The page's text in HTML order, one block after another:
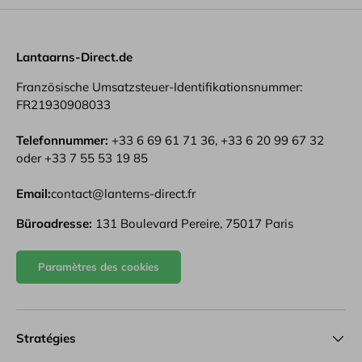
Lantaarns-Direct.de
Französische Umsatzsteuer-Identifikationsnummer:
FR21930908033
Telefonnummer: +33 6 69 61 71 36, +33 6 20 99 67 32
oder +33 7 55 53 19 85
Email:contact@lanterns-direct.fr
Büroadresse: 131 Boulevard Pereire, 75017 Paris
Paramètres des cookies
Stratégies